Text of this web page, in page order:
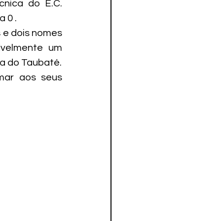
do E.C.
0 .
dois nomes
um
do Taubaté.
aos seus